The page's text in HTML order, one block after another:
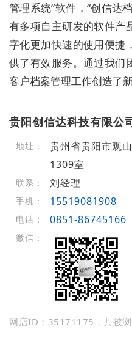
管理系统”软件，“创信达
有多项自主研发的软件产
字化更加快速的使用便捷
供了有效服务。通过我们
客户档案管理工作创造了新
贵阳创信达科技有限公
地址：
贵州省贵阳市观
1309室
联系： 刘经理
手机： 15519081908
电话： 0851-86745166
微信：
网店ID：35171175，共被